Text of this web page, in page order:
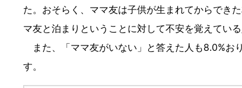
た。おそらく、ママ友は子供が生まれてからでき
マ友と泊まりということに対して不安を覚えてい
また、「ママ友がいない」と答えた人も8.0%お
す。